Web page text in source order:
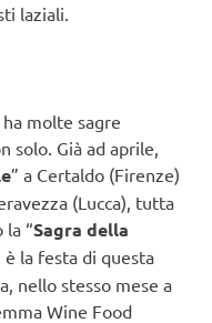
laziali.
molte sagre
solo. Già ad aprile,
” a Certaldo (Firenze)
(Lucca), tutta
la “Sagra della
la festa di questa
nello stesso mese a
Wine Food